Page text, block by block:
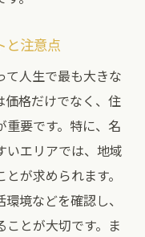
と注意点
て人生で最も大きな
価格だけでなく、住
重要です。特に、名
いエリアでは、地域
が求められます。
境などを確認し、
とが大切です。ま